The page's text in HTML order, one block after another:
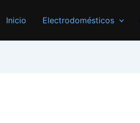
Inicio Electrodomésticos